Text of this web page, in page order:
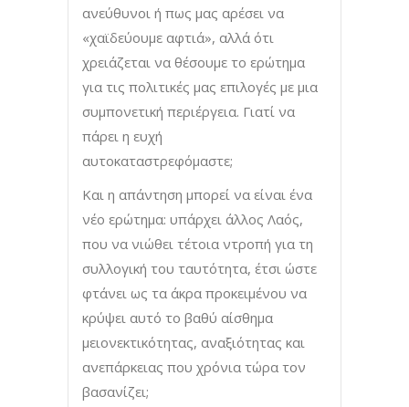
ανεύθυνοι ή πως μας αρέσει να
«χαϊδεύουμε αφτιά», αλλά ότι
χρειάζεται να θέσουμε το ερώτημα
για τις πολιτικές μας επιλογές με μια
συμπονετική περιέργεια. Γιατί να
πάρει η ευχή
αυτοκαταστρεφόμαστε;
Και η απάντηση μπορεί να είναι ένα
νέο ερώτημα: υπάρχει άλλος Λαός,
που να νιώθει τέτοια ντροπή για τη
συλλογική του ταυτότητα, έτσι ώστε
φτάνει ως τα άκρα προκειμένου να
κρύψει αυτό το βαθύ αίσθημα
μειονεκτικότητας, αναξιότητας και
ανεπάρκειας που χρόνια τώρα τον
βασανίζει;